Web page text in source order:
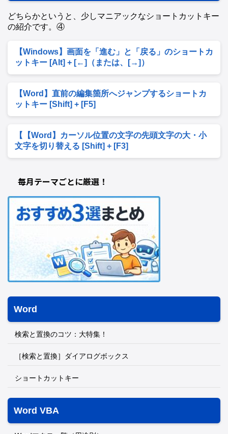
どちらかというと、少しマニアックなショートカットキー
の紹介です。④
【Windows】画面を「進む」と「戻る」のショートカ
ットキー [Alt] + [←]（または、[→]）
【Word】直前の編集箇所へジャンプするショートカ
ットキー [Shift] + [F5]
【【Word】カーソル位置の文字の先頭文字の大・小
文字を切り替える [Shift] + [F3]
毎月テーマごとに厳選！
Word
検索と置換のコツ：大特集！
［検索と置換］ダイアログボックス
ショートカットキー
Word VBA